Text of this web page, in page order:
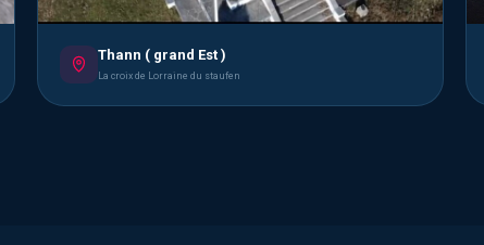
Thann ( grand Est )
La croix de Lorraine du staufen